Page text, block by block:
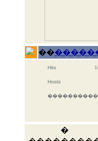
��
Hits
Hosts
����������
�